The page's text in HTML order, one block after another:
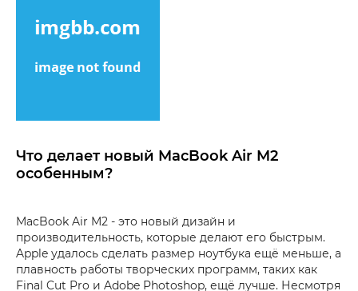
Что делает новый MacBook Air M2
особенным?
MacBook Air M2 - это новый дизайн и
производительность, которые делают его быстрым.
Apple удалось сделать размер ноутбука ещё меньше, а
плавность работы творческих программ, таких как
Final Cut Pro и Adobe Photoshop, ещё лучше. Несмотря